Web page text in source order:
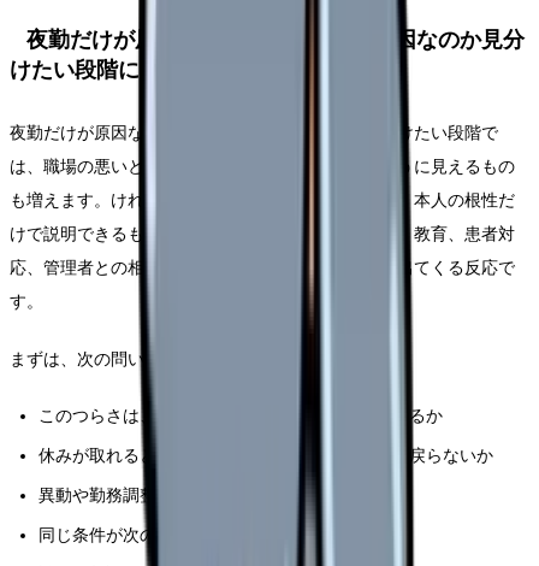
夜勤だけが原因なのか、職場全体が原因なのか見分
けたい段階に起きやすいこと
夜勤だけが原因なのか、職場全体が原因なのか見分けたい段階で
は、職場の悪いところだけでなく、自分の弱さのように見えるもの
も増えます。けれど、看護師さんの「辞めたい」は、本人の根性だ
けで説明できるものではありません。勤務表、夜勤、教育、患者対
応、管理者との相性、家庭の事情、体調が重なって出てくる反応で
す。
まずは、次の問いを使って原因を分けてください。
このつらさは、特定の人・部署・勤務帯で強くなるか
休みが取れると回復するか、それとも休みの日も戻らないか
異動や勤務調整で軽くなる可能性があるか
同じ条件が次の職場でも続きそうか